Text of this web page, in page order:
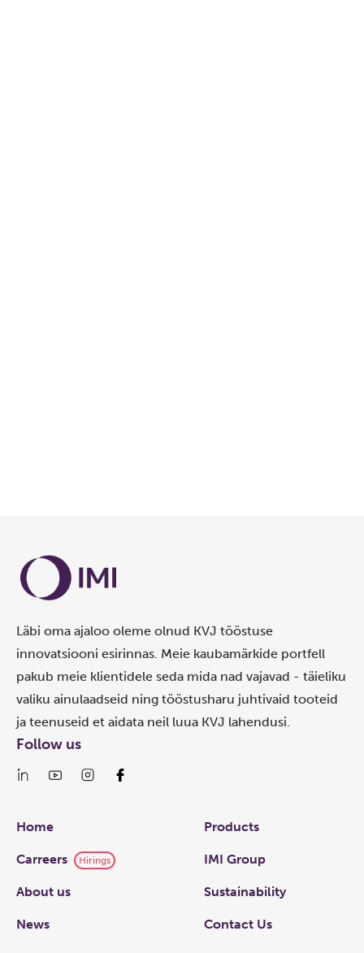
Läbi oma ajaloo oleme olnud KVJ tööstuse
innovatsiooni esirinnas. Meie kaubamärkide portfell
pakub meie klientidele seda mida nad vajavad - täieliku
valiku ainulaadseid ning tööstusharu juhtivaid tooteid
ja teenuseid et aidata neil luua KVJ lahendusi.
Links
Home Products
Carreers Hirings IMI Group
About us Sustainability
News Contact Us
Follow us